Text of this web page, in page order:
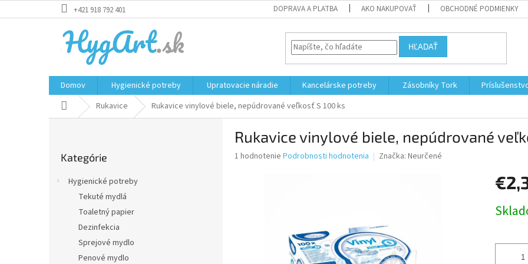
na
+421 918 792 401 DOPRAVA A PLATBA AKO NAKUPOVAŤ OBCHODNÉ PODMIENKY
HĽADAŤ
Domov Hygienické potreby Upratovacie náradie Kancelárske potreby Zásobníky Tork
DomovRukavice Rukavice vinylové biele, nepúdrované veľkosť S 100 ks
kategórie
Kategórie
Hygienické potreby
Tekuté mydlá
Toaletný papier
Dezinfekcia
Sprejové mydlo
Penové mydlo
Rukavice vinylové biele, nepúdrované
Priemerné
1 hodnotenie Podrobnosti hodnotenia Značka: Neurčené
cena: